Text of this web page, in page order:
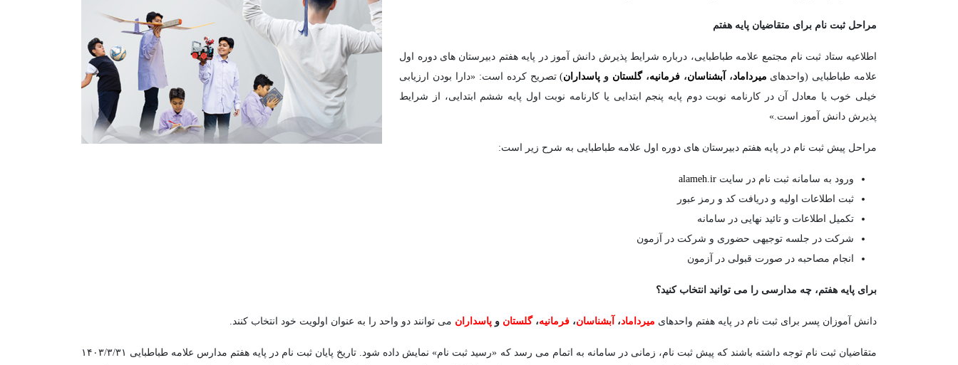
مراحل ثبت نام برای متقاضیان پایه هفتم
اطلاعیه ستاد ثبت نام مجتمع علامه طباطبایی، درباره شرایط پذیرش دانش آموز در پایه هفتم دبیرستان های دوره اول
علامه طباطبایی (واحدهای میرداماد، آبشناسان،فرمانیه،گلستان و پاسداران) تصریح کرده است: «دارا بودن ارزیابی
خیلی خوب یا معادل آن در کارنامه نوبت دوم پایه پنجم ابتدایی یا کارنامه نوبت اول پایه ششم ابتدایی، از شرایط
پذیرش دانش آموز است.»
مراحل پیش ثبت نام در پایه هفتم دبیرستان های دوره اول علامه طباطبایی به شرح زیر است:
ورود به سامانه ثبت نام در سایت alameh.ir
ثبت اطلاعات اولیه و دریافت کد و رمز عبور
تکمیل اطلاعات و تائید نهایی در سامانه
شرکت در جلسه توجیهی حضوری و شرکت در آزمون
انجام مصاحبه در صورت قبولی در آزمون
برای پایه هفتم، چه مدارسی را می توانید انتخاب کنید؟
دانش آموزان پسر برای ثبت نام در پایه هفتم واحدهای میرداماد، آبشناسان، فرمانیه،گلستان و پاسداران می توانند دو واحد را به عنوان اولویت خود انتخاب کنند.
متقاضیان ثبت نام توجه داشته باشند که پیش ثبت نام، زمانی در سامانه به اتمام می رسد که «رسید ثبت نام» نمایش داده شود. تاریخ پایان ثبت نام در پایه هفتم مدارس علامه طباطبایی ۱۴۰۳/۳/۳۱